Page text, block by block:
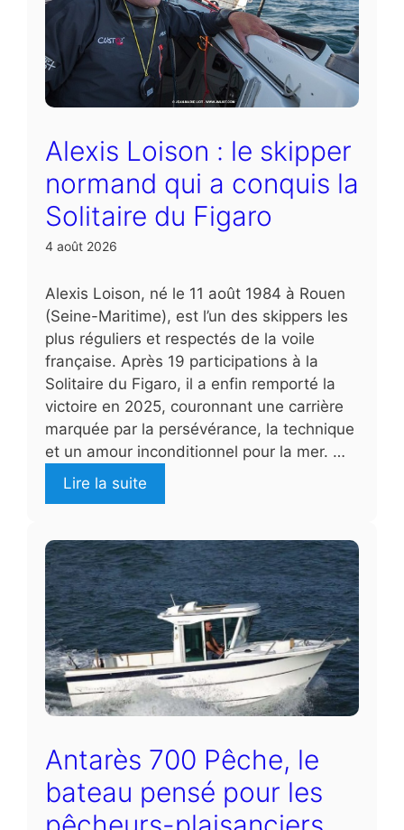
Alexis Loison : le skipper
normand qui a conquis la
Solitaire du Figaro
4 août 2026
Alexis Loison, né le 11 août 1984 à Rouen
(Seine-Maritime), est l’un des skippers les
plus réguliers et respectés de la voile
française. Après 19 participations à la
Solitaire du Figaro, il a enfin remporté la
victoire en 2025, couronnant une carrière
marquée par la persévérance, la technique
et un amour inconditionnel pour la mer. …
Lire la suite
Antarès 700 Pêche, le
bateau pensé pour les